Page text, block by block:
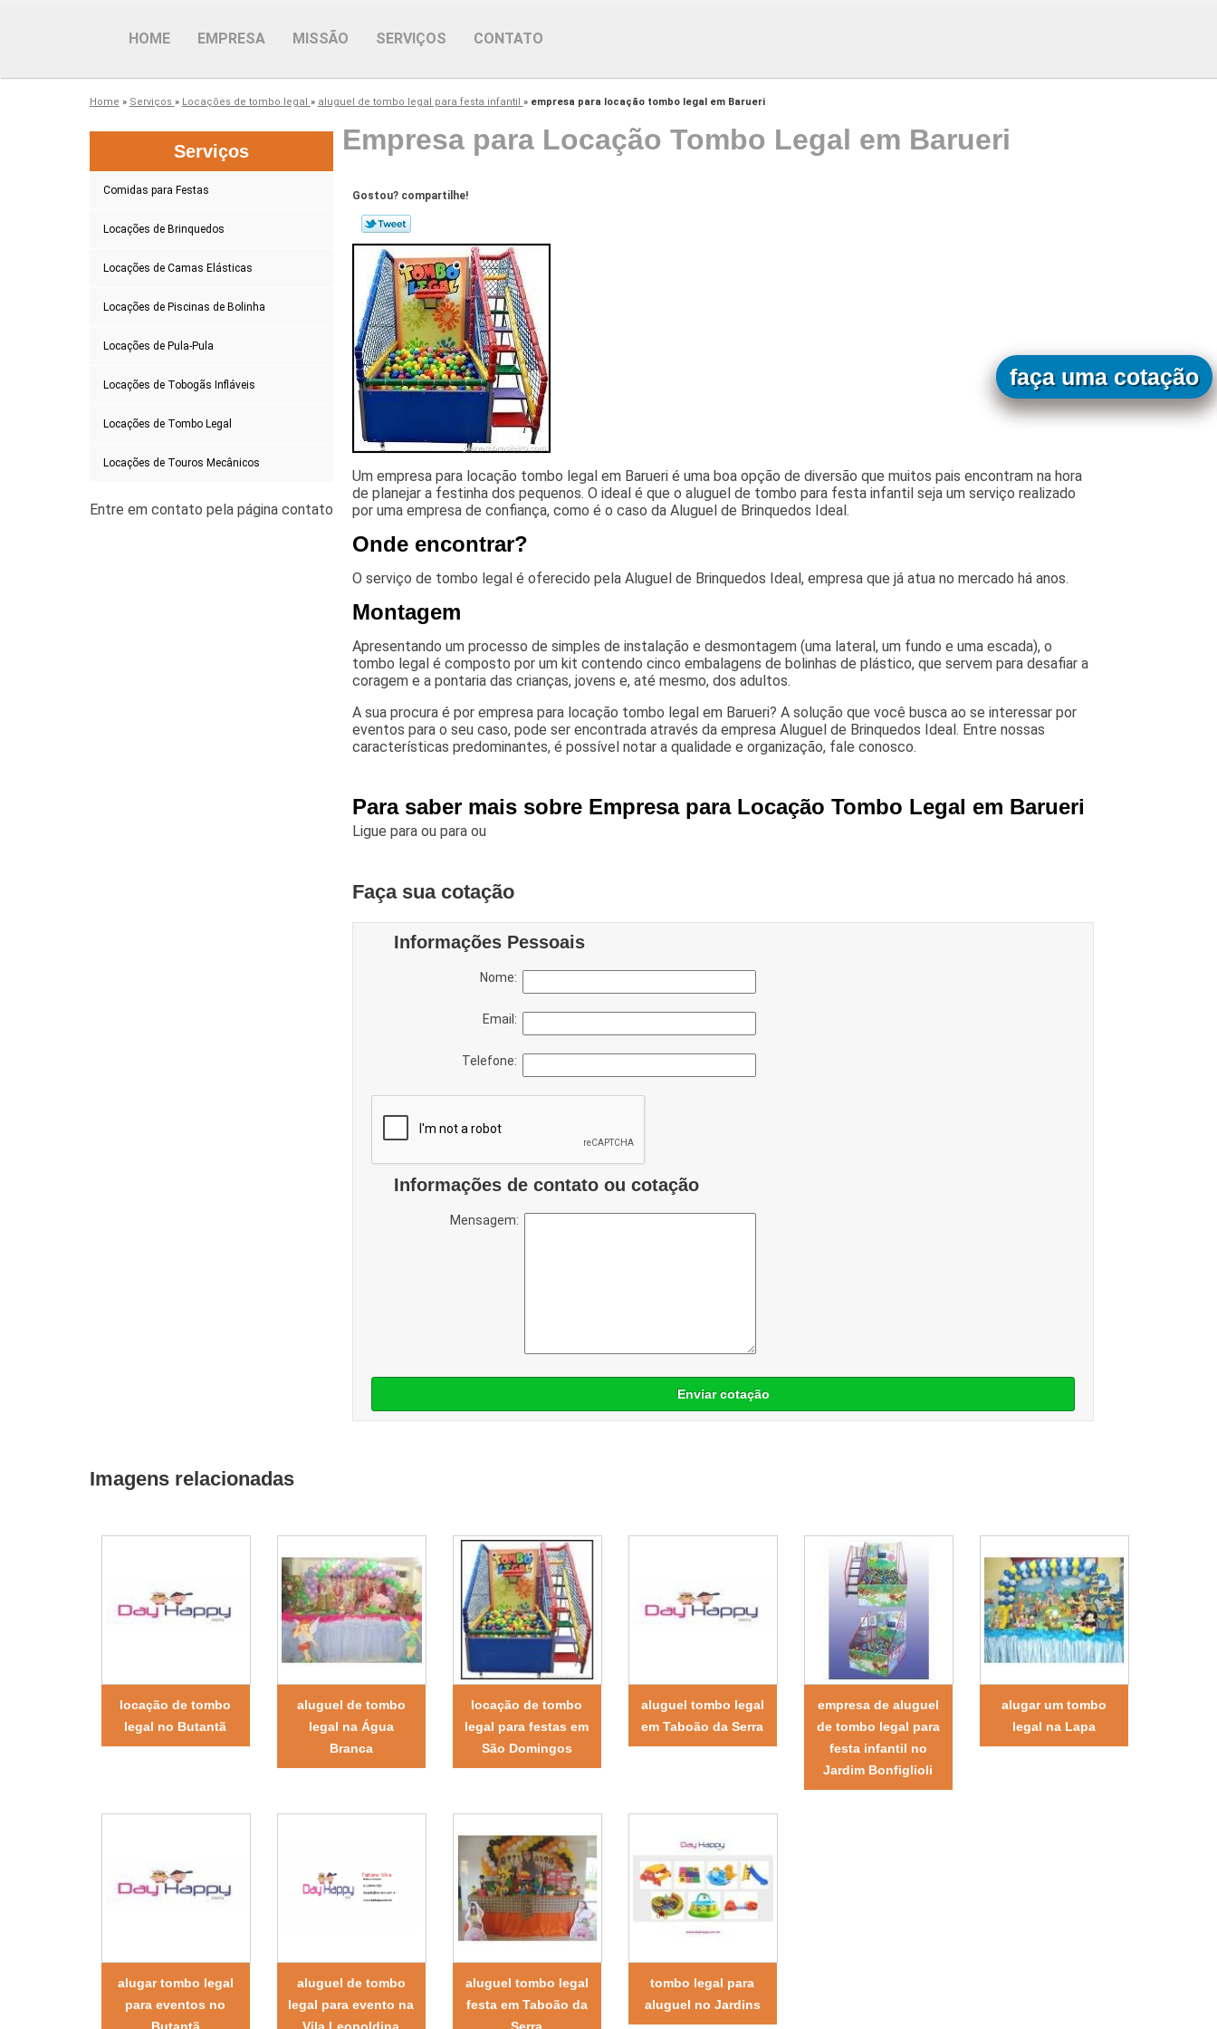
HOME EMPRESA MISSÃO SERVIÇOS CONTATO
Home » Serviços » Locações de tombo legal » aluguel de tombo legal para festa infantil » empresa para locação tombo legal em Barueri
Serviços
Comidas para Festas
Locações de Brinquedos
Locações de Camas Elásticas
Locações de Piscinas de Bolinha
Locações de Pula-Pula
Locações de Tobogãs Infláveis
Locações de Tombo Legal
Locações de Touros Mecânicos
Empresa para Locação Tombo Legal em Barueri
Gostou? compartilhe!
Um empresa para locação tombo legal em Barueri é uma boa opção de diversão que muitos pais encontram na hora
de planejar a festinha dos pequenos. O ideal é que o aluguel de tombo para festa infantil seja um serviço realizado
por uma empresa de confiança, como é o caso da Aluguel de Brinquedos Ideal.
Onde encontrar?
O serviço de tombo legal é oferecido pela Aluguel de Brinquedos Ideal, empresa que já atua no mercado há anos.
Montagem
Apresentando um processo de simples de instalação e desmontagem (uma lateral, um fundo e uma escada), o
tombo legal é composto por um kit contendo cinco embalagens de bolinhas de plástico, que servem para desafiar a
coragem e a pontaria das crianças, jovens e, até mesmo, dos adultos.
A sua procura é por empresa para locação tombo legal em Barueri? A solução que você busca ao se interessar por
eventos para o seu caso, pode ser encontrada através da empresa Aluguel de Brinquedos Ideal. Entre nossas
características predominantes, é possível notar a qualidade e organização, fale conosco.
Para saber mais sobre Empresa para Locação Tombo Legal em Barueri
Ligue paraou paraou
faça uma cotação
Faça sua cotação
Informações Pessoais
Nome:
Email:
Telefone:
Informações de contato ou cotação
Mensagem:
Enviar cotação
Imagens relacionadas
locação de tombo
legal no Butantã
aluguel de tombo
legal na Água
Branca
locação de tombo
legal para festas em
São Domingos
aluguel tombo legal
em Taboão da Serra
empresa de aluguel
de tombo legal para
festa infantil no
Jardim Bonfiglioli
alugar um tombo
legal na Lapa
alugar tombo legal
para eventos no
aluguel de tombo
legal para evento na
aluguel tombo legal
festa em Taboão da
tombo legal para
aluguel no Jardins